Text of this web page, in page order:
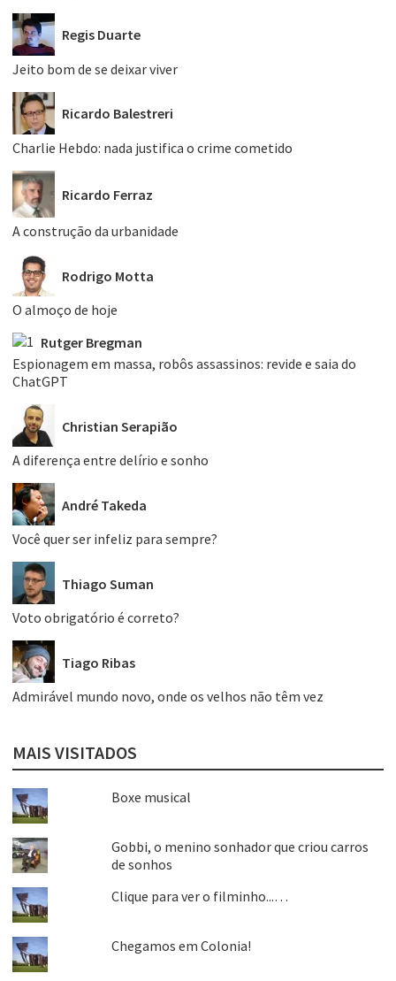
Regis Duarte
Jeito bom de se deixar viver
Ricardo Balestreri
Charlie Hebdo: nada justifica o crime cometido
Ricardo Ferraz
A construção da urbanidade
Rodrigo Motta
O almoço de hoje
Rutger Bregman
Espionagem em massa, robôs assassinos: revide e saia do
ChatGPT
Christian Serapião
A diferença entre delírio e sonho
André Takeda
Você quer ser infeliz para sempre?
Thiago Suman
Voto obrigatório é correto?
Tiago Ribas
Admirável mundo novo, onde os velhos não têm vez
MAIS VISITADOS
Boxe musical
Gobbi, o menino sonhador que criou carros
de sonhos
Clique para ver o filminho...…
Chegamos em Colonia!